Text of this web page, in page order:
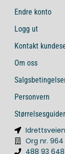
Endre konto
Logg ut
Kontakt
Om oss
Personvern
Størrelsesguider
Org nr.
488 93 648